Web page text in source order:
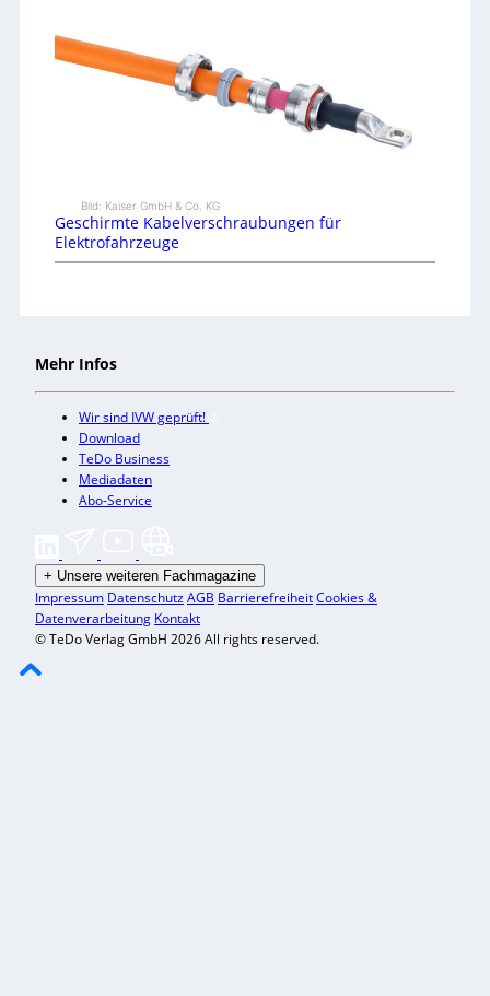
Bild: Kaiser GmbH & Co. KG
Geschirmte Kabelverschraubungen für
Elektrofahrzeuge
Mehr Infos
Wir sind IVW geprüft!
Download
TeDo Business
Mediadaten
Abo-Service
+ Unsere weiteren Fachmagazine
Impressum DatenschutzAGB BarrierefreiheitCookies &
Datenverarbeitung Kontakt
© TeDo Verlag GmbH 2026 All rights reserved.